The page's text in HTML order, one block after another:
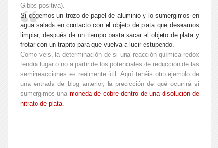
Gibbs positiva).
Si cogemos un trozo de papel de aluminio y lo sumergimos en
agua salada en contacto con el objeto de plata que deseamos
limpiar, después de un tiempo basta sacar el objeto de plata y
frotar con un trapito para que vuelva a lucir estupendo.
Como veis, la determinación de si una reacción química redox
tendrá lugar o no a partir de los potenciales de reducción de las
semirreacciones es realmente útil. Aquí tenéis otro ejemplo de
una entrada de blog anterior, la predicción de qué ocurrirá si
sumergimos una moneda de cobre dentro de una disolución de
nitrato de plata